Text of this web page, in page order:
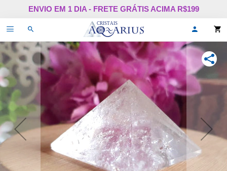
Pular
o
conteúdo
ENVIO EM 1 DIA - FRETE GRÁTIS ACIMA R$199
Alternar
navegação
login
ou
se!